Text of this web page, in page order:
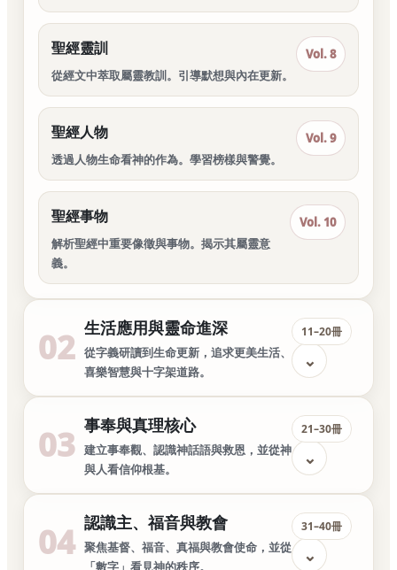
聖經靈訓
從經文中萃取屬靈教訓。引導默想與內在更新。
Vol. 8
聖經人物
透過人物生命看神的作為。學習榜樣與警覺。
Vol. 9
聖經事物
解析聖經中重要像徵與事物。揭示其屬靈意
義。
Vol. 10
02 生活應用與靈命進深
從字義研讀到生命更新，追求更美生活、
喜樂智慧與十字架道路。
11–20冊
⌄
03 事奉與真理核心
建立事奉觀、認識神話語與救恩，並從神
與人看信仰根基。
21–30冊
⌄
04 認識主、福音與教會
聚焦基督、福音、真福與教會使命，並從
「數字」看見神的秩序。
31–40冊
⌄